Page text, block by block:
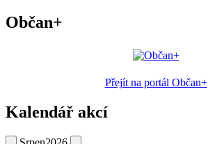
Občan+
Přejít na portál Občan+
Kalendář akcí